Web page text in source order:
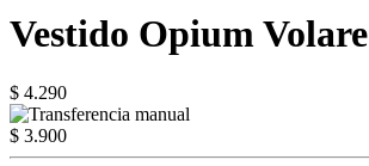
Vestido Opium Volare
$ 4.290
$ 3.900